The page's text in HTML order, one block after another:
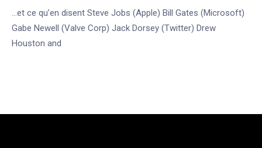
…et ce qu’en disent Steve Jobs (Apple) Bill Gates (Microsoft)
Gabe Newell (Valve Corp) Jack Dorsey (Twitter) Drew
Houston and